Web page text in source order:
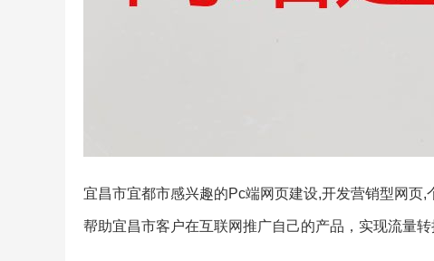
宜昌市宜都市感兴趣的Pc端网页建设,开发营销型网页
帮助宜昌市客户在互联网推广自己的产品，实现流量转